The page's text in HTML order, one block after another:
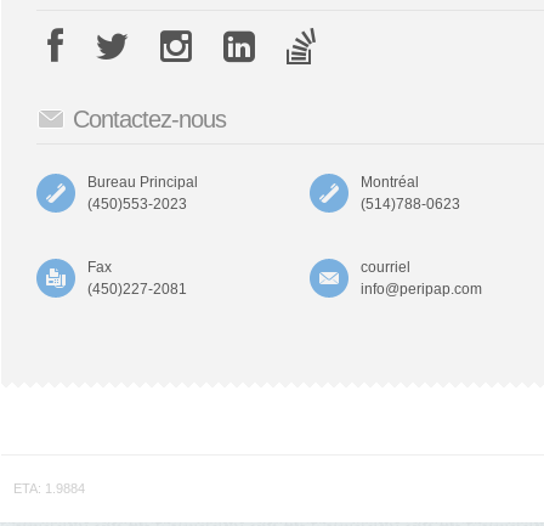
Contactez-nous
Bureau Principal
(450)553-2023
Montréal
(514)788-0623
Fax
(450)227-2081
courriel
info@peripap.com
ETA: 1.9884